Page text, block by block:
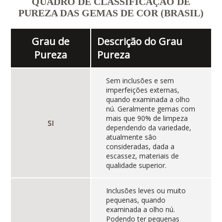
PUREZA DAS GEMAS DE COR (BRASIL)
Grau de
Pureza
Descrição do Grau
Pureza
SI
Sem inclusões e sem
imperfeições externas,
quando examinada a olho
nú. Geralmente gemas com
mais que 90% de limpeza
dependendo da variedade,
atualmente são
consideradas, dada a
escassez, materiais de
qualidade superior.
Inclusões leves ou muito
pequenas, quando
examinada a olho nú.
Podendo ter pequenas